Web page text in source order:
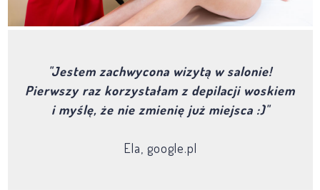
"Jestem zachwycona wizytą w salonie!
Pierwszy raz korzystałam z depilacji woskiem
i myślę, że nie zmienię już miejsca :)"
Ela, google.pl